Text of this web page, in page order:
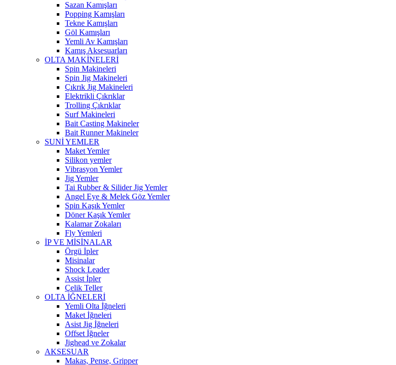
Sazan Kamışları
Popping Kamışları
Tekne Kamışları
Göl Kamışları
Yemli Av Kamışları
Kamış Aksesuarları
OLTA MAKİNELERİ
Spin Makineleri
Spin Jig Makineleri
Çıkrık Jig Makineleri
Elektrikli Çıkrıklar
Trolling Çıkrıklar
Surf Makineleri
Bait Casting Makineler
Bait Runner Makineler
SUNİ YEMLER
Maket Yemler
Silikon yemler
Vibrasyon Yemler
Jig Yemler
Tai Rubber & Silider Jig Yemler
Angel Eye & Melek Göz Yemler
Spin Kaşık Yemler
Döner Kaşık Yemler
Kalamar Zokaları
Fly Yemleri
İP VE MİSİNALAR
Örgü İpler
Misinalar
Shock Leader
Assist İpler
Çelik Teller
OLTA İĞNELERİ
Yemli Olta İğneleri
Maket İğneleri
Asist Jig İğneleri
Offset İğneler
Jighead ve Zokalar
AKSESUAR
Makas, Pense, Gripper